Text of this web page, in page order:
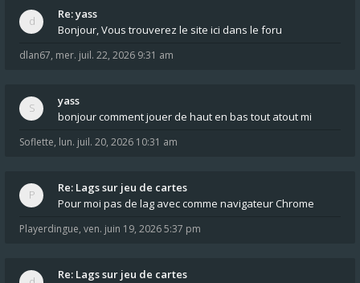
Re: yass
Bonjour, Vous trouverez le site ici dans le foru
dlan67, mer. juil. 22, 2026 9:31 am
yass
bonjour comment jouer de haut en bas tout atout mi
Soflette, lun. juil. 20, 2026 10:31 am
Re: Lags sur jeu de cartes
Pour moi pas de lag avec comme navigateur Chrome
Playerdingue, ven. juin 19, 2026 5:37 pm
Re: Lags sur jeu de cartes